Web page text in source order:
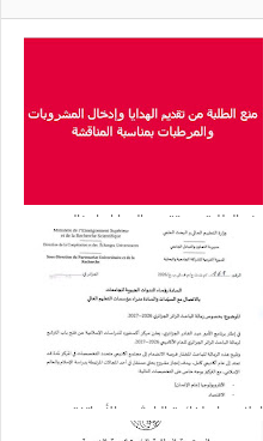
منع الطلبة من تقديم الهدايا وإدخال
المشروبات والمرطبات بمناسبة المناقشة
إعلان هام لفائدة الباحثين والأساتذة